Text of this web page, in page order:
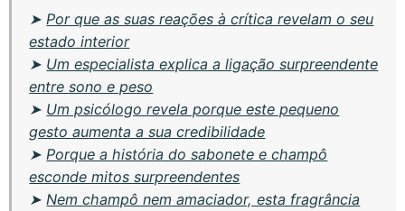
➤ Por que as suas reações à crítica revelam o seu
estado interior
➤ Um especialista explica a ligação surpreendente
entre sono e peso
➤ Um psicólogo revela porque este pequeno
gesto aumenta a sua credibilidade
➤ Porque a história do sabonete e champô
esconde mitos surpreendentes
➤ Nem champô nem amaciador, esta fragrância